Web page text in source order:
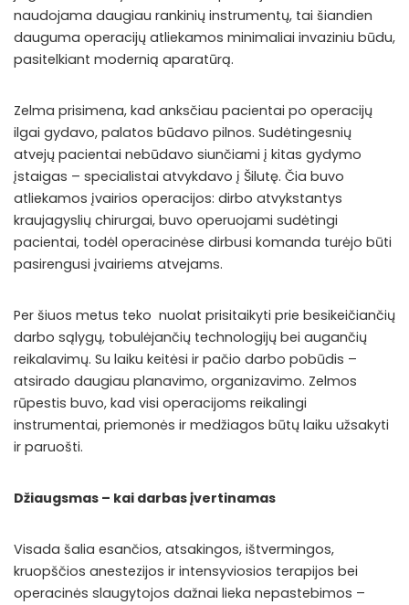
naudojama daugiau rankinių instrumentų, tai šiandien
dauguma operacijų atliekamos minimaliai invaziniu būdu,
pasitelkiant modernią aparatūrą.
Zelma prisimena, kad anksčiau pacientai po operacijų
ilgai gydavo, palatos būdavo pilnos. Sudėtingesnių
atvejų pacientai nebūdavo siunčiami į kitas gydymo
įstaigas – specialistai atvykdavo į Šilutę. Čia buvo
atliekamos įvairios operacijos: dirbo atvykstantys
kraujagyslių chirurgai, buvo operuojami sudėtingi
pacientai, todėl operacinėse dirbusi komanda turėjo būti
pasirengusi įvairiems atvejams.
Per šiuos metus teko nuolat prisitaikyti prie besikeičiančių
darbo sąlygų, tobulėjančių technologijų bei augančių
reikalavimų. Su laiku keitėsi ir pačio darbo pobūdis –
atsirado daugiau planavimo, organizavimo. Zelmos
rūpestis buvo, kad visi operacijoms reikalingi
instrumentai, priemonės ir medžiagos būtų laiku užsakyti
ir paruošti.
Džiaugsmas – kai darbas įvertinamas
Visada šalia esančios, atsakingos, ištvermingos,
kruopščios anestezijos ir intensyviosios terapijos bei
operacinės slaugytojos dažnai lieka nepastebimos –